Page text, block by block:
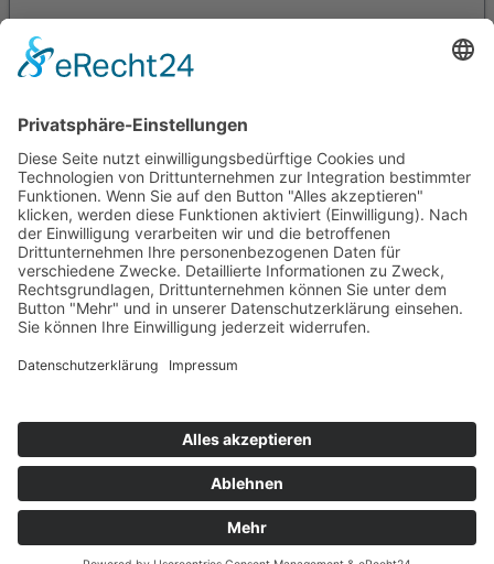
Mobil
Ich wünsche einen Beratungstermin am*
um
zu folgendem Einrichtungsbereich*
Die Datenschutzerklärung habe ich gelesen und erkläre
Senden